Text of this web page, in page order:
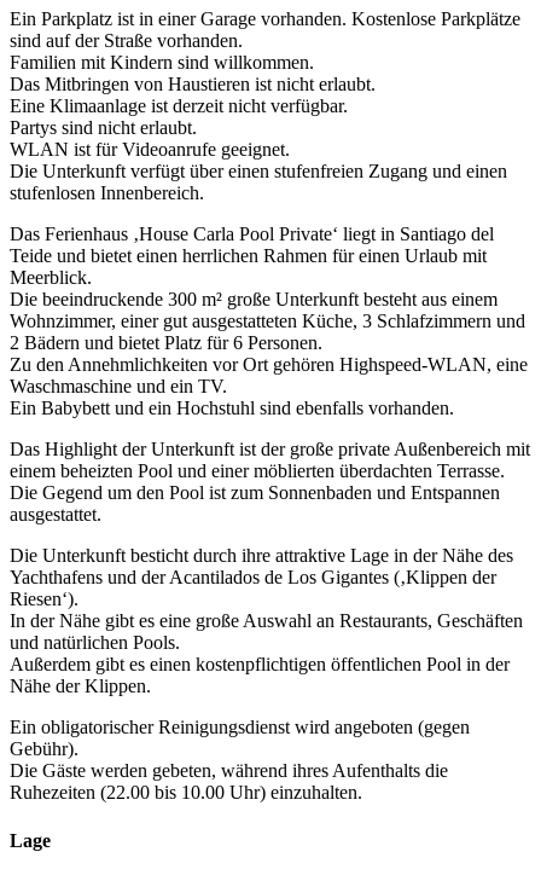
Ein Parkplatz ist in einer Garage vorhanden. Kostenlose Parkplätze
sind auf der Straße vorhanden.
Familien mit Kindern sind willkommen.
Das Mitbringen von Haustieren ist nicht erlaubt.
Eine Klimaanlage ist derzeit nicht verfügbar.
Partys sind nicht erlaubt.
WLAN ist für Videoanrufe geeignet.
Die Unterkunft verfügt über einen stufenfreien Zugang und einen
stufenlosen Innenbereich.
Das Ferienhaus ‚House Carla Pool Private‘ liegt in Santiago del
Teide und bietet einen herrlichen Rahmen für einen Urlaub mit
Meerblick.
Die beeindruckende 300 m² große Unterkunft besteht aus einem
Wohnzimmer, einer gut ausgestatteten Küche, 3 Schlafzimmern und
2 Bädern und bietet Platz für 6 Personen.
Zu den Annehmlichkeiten vor Ort gehören Highspeed-WLAN, eine
Waschmaschine und ein TV.
Ein Babybett und ein Hochstuhl sind ebenfalls vorhanden.
Das Highlight der Unterkunft ist der große private Außenbereich mit
einem beheizten Pool und einer möblierten überdachten Terrasse.
Die Gegend um den Pool ist zum Sonnenbaden und Entspannen
ausgestattet.
Die Unterkunft besticht durch ihre attraktive Lage in der Nähe des
Yachthafens und der Acantilados de Los Gigantes (‚Klippen der
Riesen‘).
In der Nähe gibt es eine große Auswahl an Restaurants, Geschäften
und natürlichen Pools.
Außerdem gibt es einen kostenpflichtigen öffentlichen Pool in der
Nähe der Klippen.
Ein obligatorischer Reinigungsdienst wird angeboten (gegen
Gebühr).
Die Gäste werden gebeten, während ihres Aufenthalts die
Ruhezeiten (22.00 bis 10.00 Uhr) einzuhalten.
Lage